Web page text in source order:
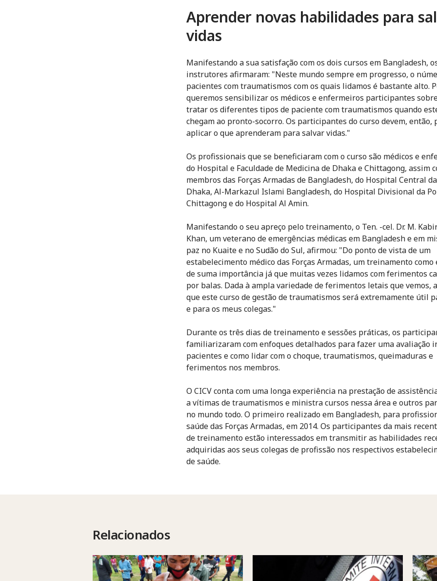
Aprender novas habilidades para
vidas
Manifestando a sua satisfação com os dois cursos em Bangladesh,
instrutores afirmaram: "Neste mundo sempre em progresso, o
pacientes com traumatismos com os quais lidamos é bastante alto.
queremos sensibilizar os médicos e enfermeiros participantes
tratar os diferentes tipos de paciente com traumatismos quando
chegam ao pronto-socorro. Os participantes do curso devem, então,
aplicar o que aprenderam para salvar vidas."
Os profissionais que se beneficiaram com o curso são médicos e
do Hospital e Faculdade de Medicina de Dhaka e Chittagong, assim
membros das Forças Armadas de Bangladesh, do Hospital Central
Dhaka, Al-Markazul Islami Bangladesh, do Hospital Divisional da
Chittagong e do Hospital Al Amin.
Manifestando o seu apreço pelo treinamento, o Ten. -cel. Dr. M.
Khan, um veterano de emergências médicas em Bangladesh e em
paz no Kuaite e no Sudão do Sul, afirmou: "Do ponto de vista de um
estabelecimento médico das Forças Armadas, um treinamento como
de suma importância já que muitas vezes lidamos com ferimentos
por balas. Dada à ampla variedade de ferimentos letais que vemos,
que este curso de gestão de traumatismos será extremamente útil
e para os meus colegas."
Durante os três dias de treinamento e sessões práticas, os
familiarizaram com enfoques detalhados para fazer uma avaliação
pacientes e como lidar com o choque, traumatismos, queimaduras e
ferimentos nos membros.
O CICV conta com uma longa experiência na prestação de
a vítimas de traumatismos e ministra cursos nessa área e outros
no mundo todo. O primeiro realizado em Bangladesh, para
saúde das Forças Armadas, em 2014. Os participantes da mais
de treinamento estão interessados em transmitir as habilidades
adquiridas aos seus colegas de profissão nos respectivos
de saúde.
Relacionados